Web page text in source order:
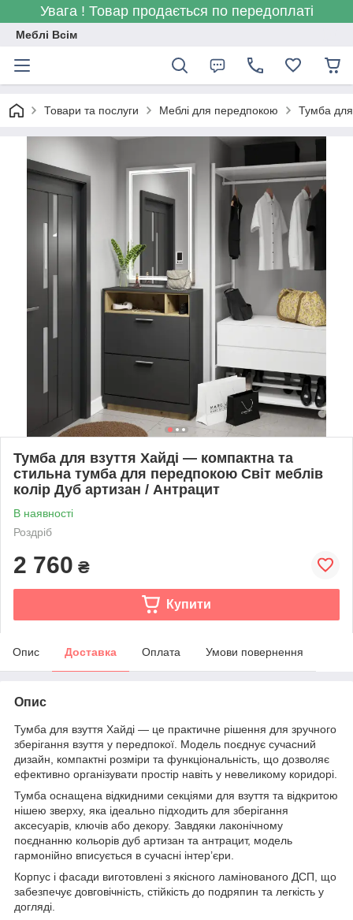
Увага ! Товар продається по передоплаті
Меблі Всім
Товари та послуги Меблі для передпокою Тумба для
Тумба для взуття Хайді — компактна та
стильна тумба для передпокою Світ меблів
колір Дуб артизан / Антрацит
В наявності
Роздріб
2 760 ₴
Купити
Опис Доставка Оплата Умови повернення
Опис
Тумба для взуття Хайді — це практичне рішення для зручного
зберігання взуття у передпокої. Модель поєднує сучасний
дизайн, компактні розміри та функціональність, що дозволяє
ефективно організувати простір навіть у невеликому коридорі.
Тумба оснащена відкидними секціями для взуття та відкритою
нішею зверху, яка ідеально підходить для зберігання
аксесуарів, ключів або декору. Завдяки лаконічному
поєднанню кольорів дуб артизан та антрацит, модель
гармонійно вписується в сучасні інтер’єри.
Корпус і фасади виготовлені з якісного ламінованого ДСП, що
забезпечує довговічність, стійкість до подряпин та легкість у
догляді.